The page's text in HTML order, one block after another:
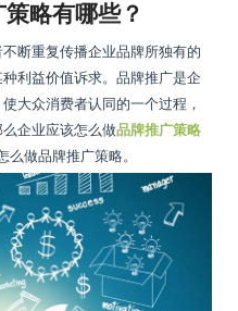
略有哪些？
断重复传播企业品牌所独有的
利益价值诉求。品牌推广是企
大众消费者认同的一个过程，
企业应该怎么做品牌推广策略
做品牌推广策略。